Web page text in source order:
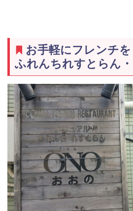
お手軽にフレンチ
ふれんちれすとらん・